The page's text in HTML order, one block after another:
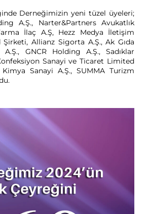
Derneğimizin yeni tüzel üyeleri;
A.Ş., Narter&Partners Avukatlık
İlaç A.Ş, Hezz Medya İletişim
Allianz Sigorta A.Ş., Ak Gıda
GNCR Holding A.Ş., Sadıklar
Sanayi ve Ticaret Limited
Kimya Sanayi A.Ş., SUMMA Turizm